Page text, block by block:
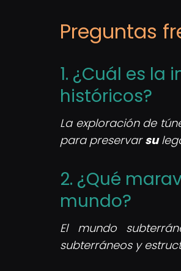
Preguntas
1. ¿Cuál es
históricos?
La exploración de
para preservarsu
2. ¿Qué
mundo?
El mundo
subterráneos y